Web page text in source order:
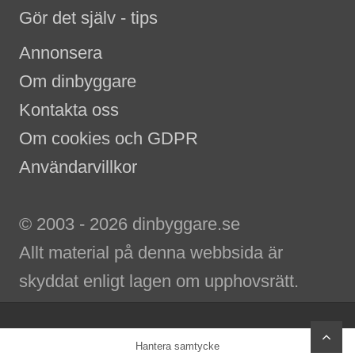
Gör det själv - tips
Annonsera
Om dinbyggare
Kontakta oss
Om cookies och GDPR
Användarvillkor
© 2003 - 2026 dinbyggare.se
Allt material på denna webbsida är
skyddat enligt lagen om upphovsrätt.
Hantera samtycke